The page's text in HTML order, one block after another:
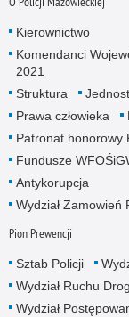
Kierownictwo
Komendanci
2021
Struktura
Prawa człowieka
Patronat honorowy
Fundusze
Antykorupcja
Wydział Zamowień
Pion Prewencji
Sztab Policji
Wydział Ruchu
Wydział